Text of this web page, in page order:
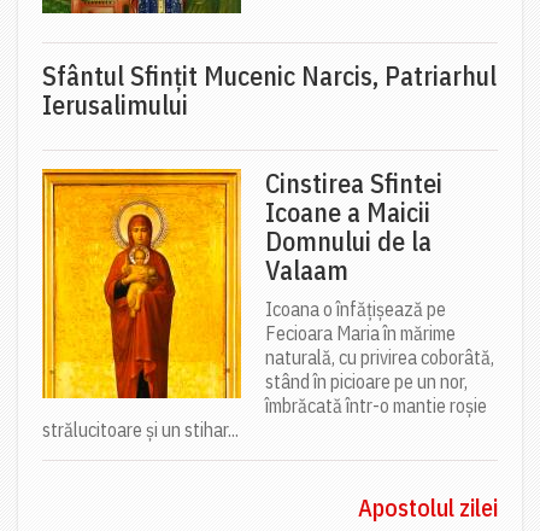
Sfântul Sfinţit Mucenic Narcis, Patriarhul
Ierusalimului
Cinstirea Sfintei
Icoane a Maicii
Domnului de la
Valaam
Icoana o înfățișează pe
Fecioara Maria în mărime
naturală, cu privirea coborâtă,
stând în picioare pe un nor,
îmbrăcată într-o mantie roșie
strălucitoare și un stihar...
Apostolul zilei